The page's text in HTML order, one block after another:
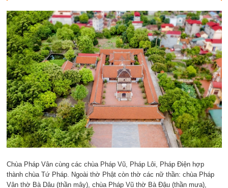
Chùa Pháp Vân cùng các chùa Pháp Vũ, Pháp Lôi, Pháp Điện hợp
thành chùa Tứ Pháp. Ngoài thờ Phật còn thờ các nữ thần: chùa Pháp
Vân thờ Bà Dâu (thần mây), chùa Pháp Vũ thờ Bà Đậu (thần mưa),